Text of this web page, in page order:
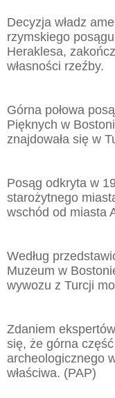
Decyzja władz
rzymskiego
Heraklesa,
własności rzeźby.
Górna połowa
Pięknych w
znajdowała się w
Posąg odkryta w
starożytnego
wschód od miasta
Według
Muzeum w
wywozu z Turcji
Zdaniem
się, że górna
archeologicznego
właściwa. (PAP)